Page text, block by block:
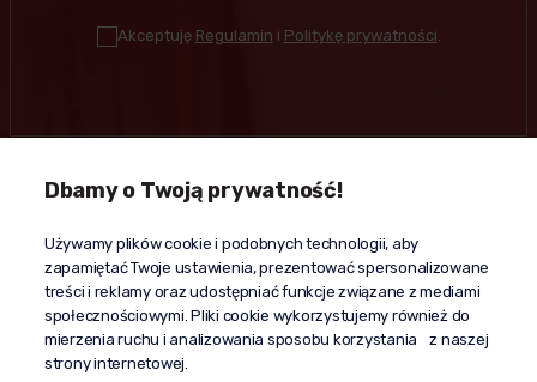
Akceptuję Regulamin i Politykę prywatności
Kontakt
+48 603 610 870
kontakt@propaganda24h.pl
“Propaganda"
al. Komisji Edukacji Narodowej 51/U5
02-797 Warszawa
Dbamy o Twoją prywatność!
Używamy plików cookie i podobnych technologii, aby
zapamiętać Twoje ustawienia, prezentować spersonalizowane
treści i reklamy oraz udostępniać funkcje związane z mediami
społecznościowymi. Pliki cookie wykorzystujemy również do
mierzenia ruchu i analizowania sposobu korzystania z naszej
strony internetowej.